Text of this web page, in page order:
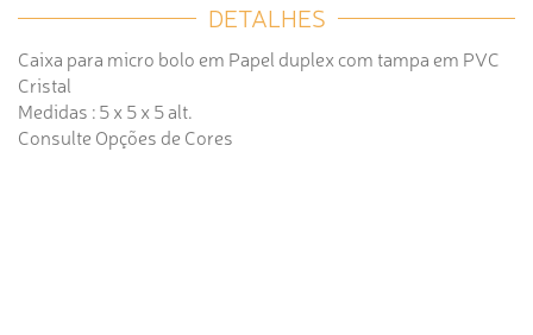
DETALHES
Caixa para micro bolo em Papel duplex com tampa em PVC
Cristal
Medidas : 5 x 5 x 5 alt.
Consulte Opções de Cores